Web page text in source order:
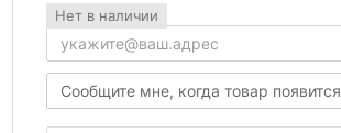
Нет в наличии
Сообщите мне, когда товар